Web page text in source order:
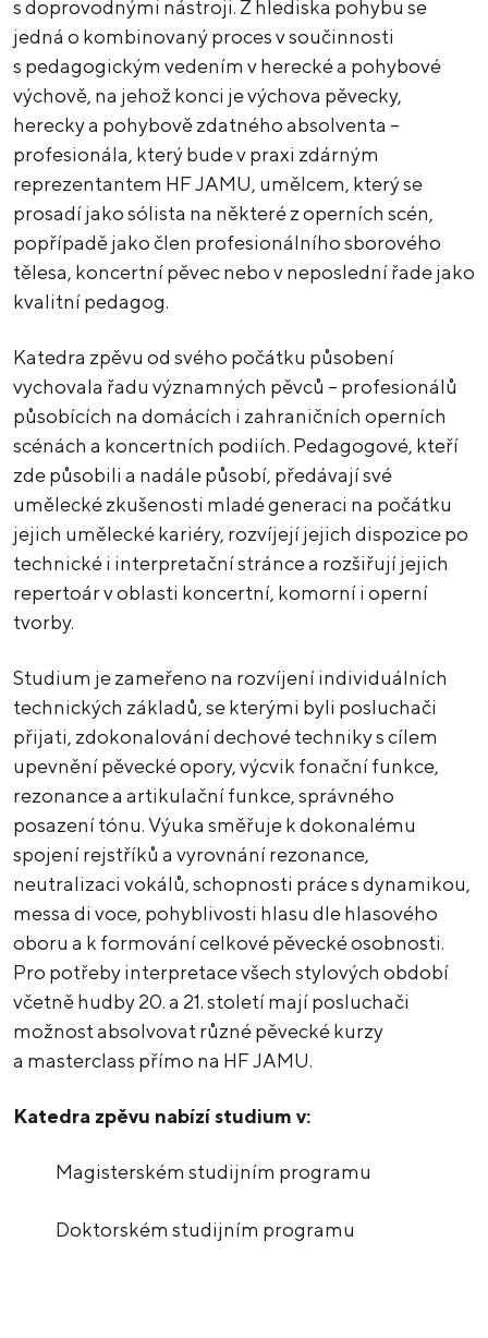
s doprovodnými nástroji. Z hlediska pohybu se
jedná o kombinovaný proces v součinnosti
s pedagogickým vedením v herecké a pohybové
výchově, na jehož konci je výchova pěvecky,
herecky a pohybově zdatného absolventa –
profesionála, který bude v praxi zdárným
reprezentantem HF JAMU, umělcem, který se
prosadí jako sólista na některé z operních scén,
popřípadě jako člen profesionálního sborového
tělesa, koncertní pěvec nebo v neposlední řade jako
kvalitní pedagog.
Katedra zpěvu od svého počátku působení
vychovala řadu významných pěvců – profesionálů
působících na domácích i zahraničních operních
scénách a koncertních podiích. Pedagogové, kteří
zde působili a nadále působí, předávají své
umělecké zkušenosti mladé generaci na počátku
jejich umělecké kariéry, rozvíjejí jejich dispozice po
technické i interpretační stránce a rozšiřují jejich
repertoár v oblasti koncertní, komorní i operní
tvorby.
Studium je zameřeno na rozvíjení individuálních
technických základů, se kterými byli posluchači
přijati, zdokonalování dechové techniky s cílem
upevnění pěvecké opory, výcvik fonační funkce,
rezonance a artikulační funkce, správného
posazení tónu. Výuka směřuje k dokonalému
spojení rejstříků a vyrovnání rezonance,
neutralizaci vokálů, schopnosti práce s dynamikou,
messa di voce, pohyblivosti hlasu dle hlasového
oboru a k formování celkové pěvecké osobnosti.
Pro potřeby interpretace všech stylových období
včetně hudby 20. a 21. století mají posluchači
možnost absolvovat různé pěvecké kurzy
a masterclass přímo na HF JAMU.
Katedra zpěvu nabízí studium v:
Magisterském studijním programu
Doktorském studijním programu